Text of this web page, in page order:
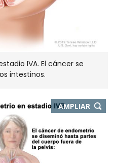
IVA. El cáncer se
intestinos.
AMPLIAR-
ABRE
NUEVA